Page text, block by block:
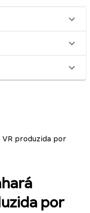
VR produzida por
por